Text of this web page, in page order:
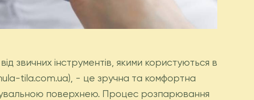
звичних інструментів, якими користуються в
tila.com.ua), - це зручна та комфортна
поверхнею. Процес розпарювання